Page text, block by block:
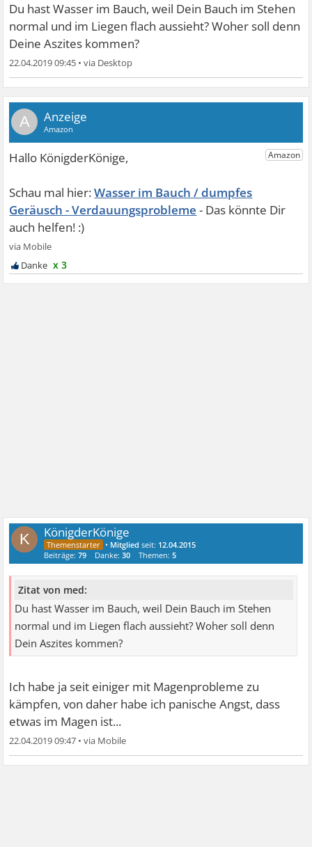
Du hast Wasser im Bauch, weil Dein Bauch im Stehen
normal und im Liegen flach aussieht? Woher soll denn
Deine Aszites kommen?
22.04.2019 09:45 •
A
Wasser im Bauch / dumpfes
Geräusch - Verdauungsprobleme
x 3
K KönigderKönige
• Mitglied seit: 12.04.2015
Beiträge:79 Danke:30 Themen:5
Zitat von med:
Du hast Wasser im Bauch, weil Dein Bauch im Stehen
normal und im Liegen flach aussieht? Woher soll denn
Dein Aszites kommen?
Ich habe ja seit einiger mit Magenprobleme zu
kämpfen, von daher habe ich panische Angst, dass
etwas im Magen ist...
22.04.2019 09:47 •